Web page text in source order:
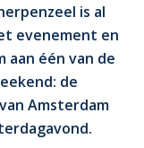
is al
evenement en
aan één van de
de
Amsterdam